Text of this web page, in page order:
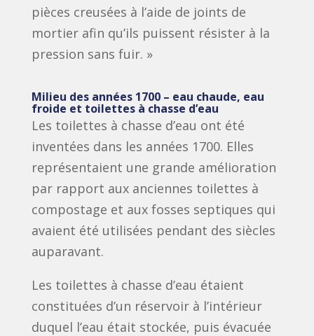
pièces creusées à l’aide de joints de
mortier afin qu’ils puissent résister à la
pression sans fuir. »
Milieu des années 1700 – eau chaude, eau
froide et toilettes à chasse d’eau
Les toilettes à chasse d’eau ont été
inventées dans les années 1700. Elles
représentaient une grande amélioration
par rapport aux anciennes toilettes à
compostage et aux fosses septiques qui
avaient été utilisées pendant des siècles
auparavant.
Les toilettes à chasse d’eau étaient
constituées d’un réservoir à l’intérieur
duquel l’eau était stockée, puis évacuée